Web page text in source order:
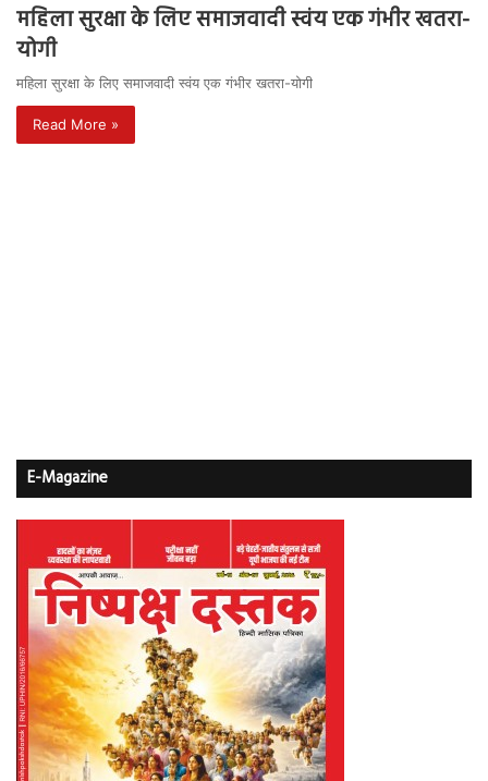
महिला सुरक्षा के लिए समाजवादी स्वंय एक गंभीर खतरा-
योगी
महिला सुरक्षा के लिए समाजवादी स्वंय एक गंभीर खतरा-योगी
Read More »
E-Magazine